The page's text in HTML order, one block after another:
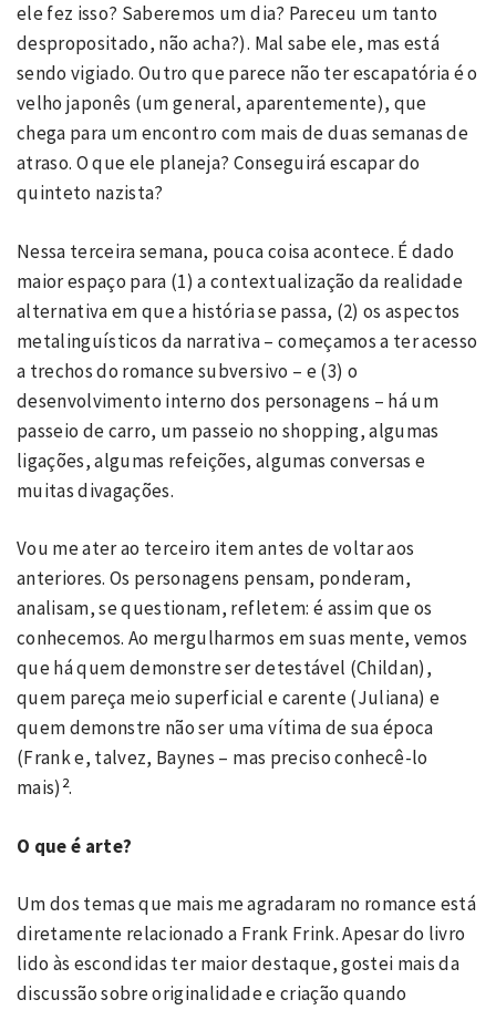
ele fez isso? Saberemos um dia? Pareceu um tanto
despropositado, não acha?). Mal sabe ele, mas está
sendo vigiado. Outro que parece não ter escapatória é o
velho japonês (um general, aparentemente), que
chega para um encontro com mais de duas semanas de
atraso. O que ele planeja? Conseguirá escapar do
quinteto nazista?
Nessa terceira semana, pouca coisa acontece. É dado
maior espaço para (1) a contextualização da realidade
alternativa em que a história se passa, (2) os aspectos
metalinguísticos da narrativa – começamos a ter acesso
a trechos do romance subversivo – e (3) o
desenvolvimento interno dos personagens – há um
passeio de carro, um passeio no shopping, algumas
ligações, algumas refeições, algumas conversas e
muitas divagações.
Vou me ater ao terceiro item antes de voltar aos
anteriores. Os personagens pensam, ponderam,
analisam, se questionam, refletem: é assim que os
conhecemos. Ao mergulharmos em suas mente, vemos
que há quem demonstre ser detestável (Childan),
quem pareça meio superficial e carente (Juliana) e
quem demonstre não ser uma vítima de sua época
(Frank e, talvez, Baynes – mas preciso conhecê-lo
mais) 2.
O que é arte?
Um dos temas que mais me agradaram no romance está
diretamente relacionado a Frank Frink. Apesar do livro
lido às escondidas ter maior destaque, gostei mais da
discussão sobre originalidade e criação quando